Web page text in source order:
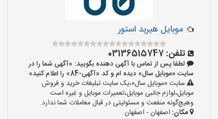
موبایل هیربد استور
تلفن: 03136515747
لطفا پس از تماس با آگهی دهنده بگویید: «آگهی شما را در
سایت «موبایل سال» دیده ام و کد «آگهی-84» را اعلام کنید»
سایت «موبایل سال»،یک سایت تبلیغات خرید و فروش
موبایل،لوازم جانبی موبایل،تعمیرات موبایل و غیره است
وهیچ‌گونه منفعت و مسئولیتی در قبال معاملات شما ندارد.
مکان: اصفهان - اصفهان